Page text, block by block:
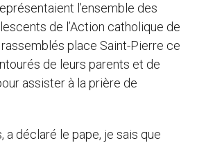
l’ensemble des
de l’Action catholique de
rassemblés place Saint-Pierre ce
de leurs parents et de
assister à la prière de
a déclaré le pape, je sais que